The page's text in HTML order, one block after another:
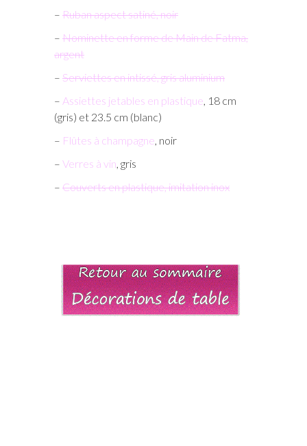
– Ruban aspect satiné, noir
– Nominette en forme de Main de Fatma,
argent
– Serviettes en intissé, gris aluminium
– Assiettes jetables en plastique, 18 cm
(gris) et 23.5 cm (blanc)
– Flûtes à champagne, noir
– Verres à vin, gris
– Couverts en plastique, imitation inox